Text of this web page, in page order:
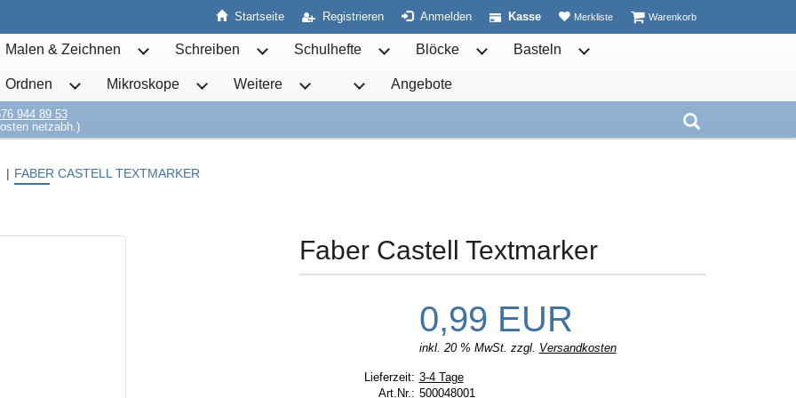
Startseite Registrieren Anmelden Kasse Merklisteist leer Warenkorbist leer
Malen & Zeichnen Untermenü von Malen & Zeichnen öffnen
Schreiben Untermenü von Schreiben öffnen
Schulhefte Untermenü von Schulhefte öffnen
Blöcke Untermenü von Blöcke öffnen
Basteln Untermenü von Basteln öffnen
Ordnen Untermenü von Ordnen öffnen
Mikroskope Untermenü von Mikroskope öffnen
Weitere Untermenü von Weitere öffnen
Angebote
944 89 53
netzabh.)
Suche
FABER CASTELL TEXTMARKER
Faber Castell Textmarker
0,99 EUR
inkl. 20 % MwSt. zzgl. Versandkosten
Lieferzeit: Lieferzeit:
3-4 Tage
Art.Nr.: 500048001